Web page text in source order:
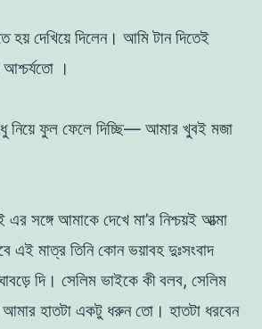
হয় দেখিয়েদিলেন। আমি টান দিতেই
আশ্চর্যতাে ।
নিয়ে ফুল ফেলে দিচ্ছি— আমার খুবই মজা
এর সঙ্গেআমাকে দেখে মা’র নিশ্চয়ই আত্মা
এই মাত্র তিনি কোন ভয়াবহ দুঃসংবাদ
দি। সেলিম ভাইকে কী বলব, সেলিম
হাতটা একটু ধরুন তাে। হাতটা ধরবেন